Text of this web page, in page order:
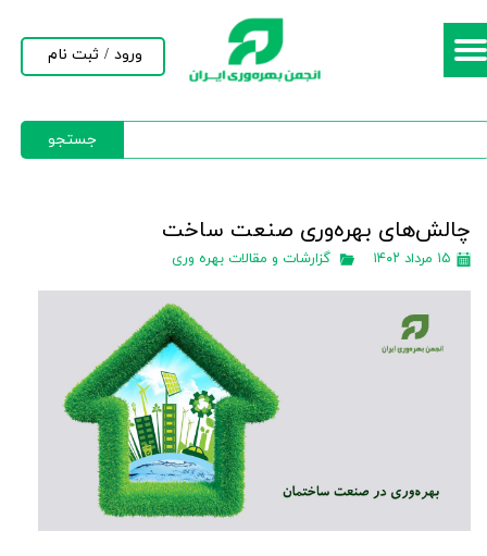
جستجو
ورود / ثبت نام
حساب کاربری من
چالش‌های بهره‌وری صنعت ساخت
۱۵ مرداد ۱۴۰۲ گزارشات و مقالات بهره وری